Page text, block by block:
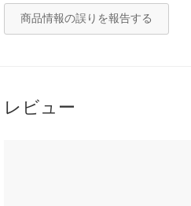
商品情報の誤りを報告する
レビュー